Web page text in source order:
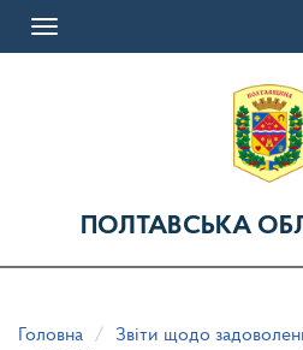
Toggle
ПОЛТАВСЬКА
Головна
Звіти щодо